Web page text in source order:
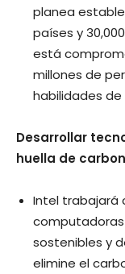
planea
países y
está
millones de
habilidades
Desarrollar
huella de
Intel trabajará
computadoras
sostenibles y
elimine el